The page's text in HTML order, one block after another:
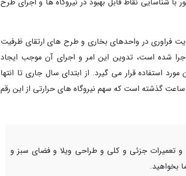
فراوری در واحدهای بخاری و طرح های ارتقای ظرفیت
شده است، تدوین این امر و اجرای آن موجب ایجاد
است که در تابستان مورد استفاده قرار می گیرد. از ابتدای سال جاری تا انتها
های کشور از 270 میلیارد کیلووات ساعت گذشته است که سهم نیروگاه های حرارتی از این رقم
و تعمیرات جزئی و کلی و طراحی ویلا و فضای سبز و
بخواهید.